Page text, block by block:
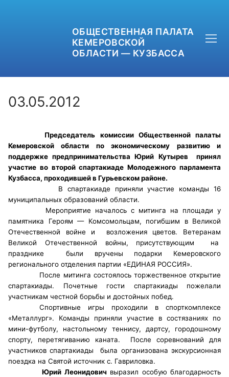
ОБЩЕСТВЕННАЯ ПАЛАТА
КЕМЕРОВСКОЙ
ОБЛАСТИ — КУЗБАССА
+7 (3842) 58-82-40
OPKO42@BK.RU
ОБРАТНАЯ СВЯЗЬ
Главная
Общественные советы
Общественные советы при территориальных
органах федеральных органов
исполнительной власти
Общественные советы по проведению
независимой оценки качества условий
оказания услуг
03.05.2012
Председатель комиссии Общественной палаты
Кемеровской области по экономическому развитию и
поддержке предпринимательства Юрий Кутырев
принял
участие во второй спартакиаде Молодежного парламента
Кузбасса, проходившей в Гурьевском районе.
В спартакиаде приняли участие команды 16
муниципальных образований области.
Мероприятие началось с митинга на площади у
памятника Героям — Комсомольцам, погибшим в Великой
Отечественной войне и
возложения цветов. Ветеранам
Великой Отечественной войны, присутствующим
на
празднике
были вручены подарки Кемеровского
регионального отделения партии «ЕДИНАЯ РОССИЯ».
После митинга состоялось торжественное открытие
спартакиады. Почетные гости спартакиады пожелали
участникам честной борьбы и достойных побед.
Спортивные игры проходили в спорткомплексе
«Металлург». Команды приняли участие в состязаниях по
мини-футболу, настольному теннису, дартсу, городошному
спорту, перетягиванию каната.
После соревнований для
участников спартакиады
была организована экскурсионная
поездка на Святой источник с. Гавриловка.
Юрий Леонидовичвыразил особую благодарность